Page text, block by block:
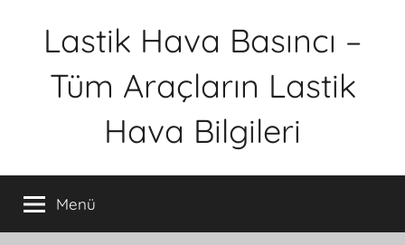
Lastik Hava Basıncı –
Tüm Araçların Lastik
Hava Bilgileri
Menü